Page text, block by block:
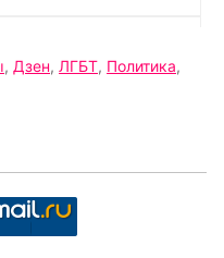
, Дзен, ЛГБТ, Политика,